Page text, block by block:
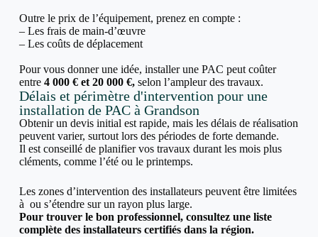
Outre le prix de l’équipement, prenez en compte :
– Les frais de main-d’œuvre
– Les coûts de déplacement
Pour vous donner une idée, installer une PAC peut coûter
entre 4 000 € et 20 000 €,selon l’ampleur des travaux.
Délais et périmètre d'intervention pour une
installation de PAC à Grandson
Obtenir un devis initial est rapide, mais les délais de réalisation
peuvent varier, surtout lors des périodes de forte demande.
Il est conseillé de planifier vos travaux durant les mois plus
cléments, comme l’été ou le printemps.
Les zones d’intervention des installateurs peuvent être limitées
à ou s’étendre sur un rayon plus large.
Pour trouver le bon professionnel, consultez une liste
complète des installateurs certifiés dans la région.